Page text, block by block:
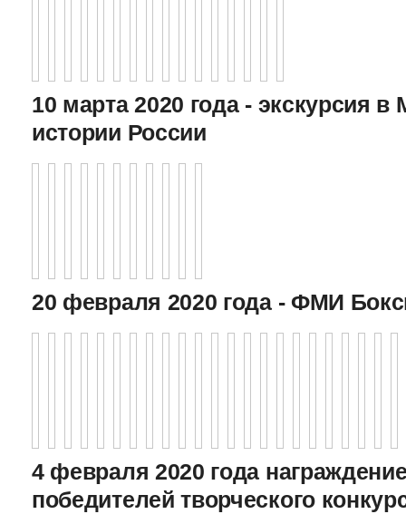
10 марта 2020 года - экскурсия в
истории России
20 февраля 2020 года - ФМИ
4 февраля 2020 года
победителей творческого